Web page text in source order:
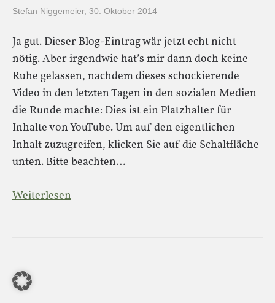
Stefan Niggemeier, 30. Oktober 2014
Ja gut. Dieser Blog-Eintrag wär jetzt echt nicht
nötig. Aber irgendwie hat’s mir dann doch keine
Ruhe gelassen, nachdem dieses schockierende
Video in den letzten Tagen in den sozialen Medien
die Runde machte: Dies ist ein Platzhalter für
Inhalte von YouTube. Um auf den eigentlichen
Inhalt zuzugreifen, klicken Sie auf die Schaltfläche
unten. Bitte beachten…
Weiterlesen